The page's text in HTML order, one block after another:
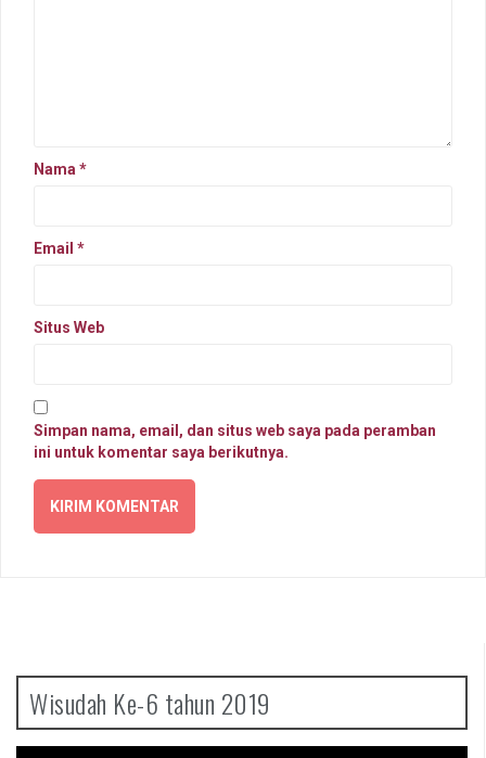
Nama*
Email *
Situs Web
Simpan nama, email, dan situs web saya pada peramban
ini untuk komentar saya berikutnya.
Wisudah Ke-6 tahun 2019